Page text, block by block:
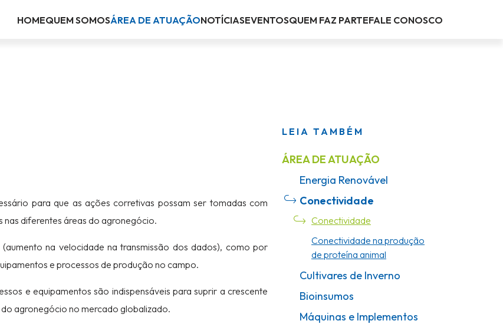
HOMEQUEM SOMOSÁREA DE ATUAÇÃONOTÍCIASEVENTOSQUEM FAZ PARTEFALE CONOSCO
para que as ações corretivas possam ser tomadas com
nas diferentes áreas do agronegócio.
na velocidade na transmissão dos dados), como por
e processos de produção no campo.
e equipamentos são indispensáveis para suprir a crescente
agronegócio no mercado globalizado.
LEIA TAMBÉM
ÁREA DE ATUAÇÃO
Energia Renovável
Conectividade
Conectividade
Conectividade na produção
de proteína animal
Cultivares de Inverno
Bioinsumos
Máquinas e Implementos